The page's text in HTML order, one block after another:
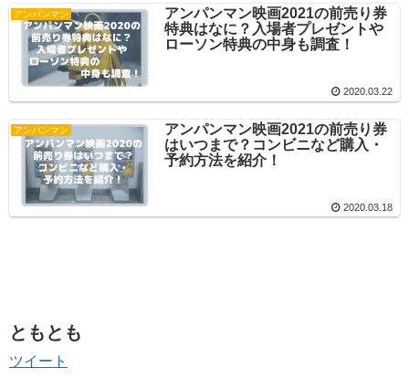
アンパンマン
アンパンマン映画2021の前売り券
特典はなに？入場者プレゼントや
ローソン特典の中身も調査！
2020.03.22
アンパンマン
アンパンマン映画2021の前売り券
はいつまで？コンビニなど購入・
予約方法を紹介！
2020.03.18
ともとも
ツイート